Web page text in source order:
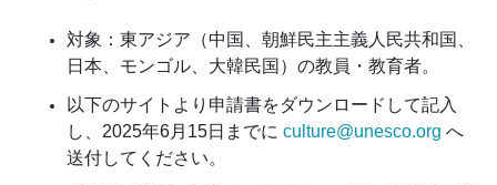
対象：東アジア（中国、朝鮮民主主義人民共和国、
日本、モンゴル、大韓民国）の教員・教育者。
以下のサイトより申請書をダウンロードして記入
し、2025年6月15日までに culture@unesco.org へ
送付してください。